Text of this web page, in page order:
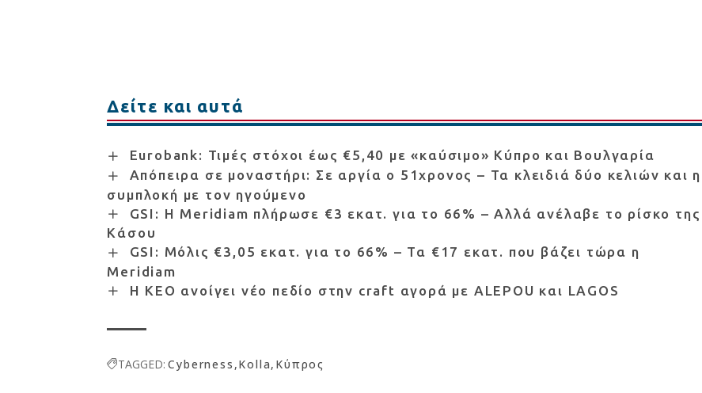
Δείτε και αυτά
Eurobank: Τιμές στόχοι έως €5,40 με «καύσιμο» Κύπρο και Βουλγαρία
Απόπειρα σε μοναστήρι: Σε αργία ο 51χρονος – Τα κλειδιά δύο κελιών και η
συμπλοκή με τον ηγούμενο
GSI: Η Meridiam πλήρωσε €3 εκατ. για το 66% – Αλλά ανέλαβε το ρίσκο της
Κάσου
GSI: Μόλις €3,05 εκατ. για το 66% – Τα €17 εκατ. που βάζει τώρα η
Meridiam
Η ΚΕΟ ανοίγει νέο πεδίο στην craft αγορά με ALEPOU και LAGOS
TAGGED: Cyberness Kolla Κύπρος